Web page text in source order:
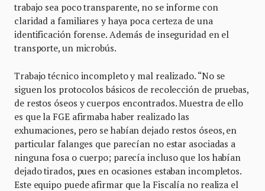
trabajo sea poco transparente, no se informe con
claridad a familiares y haya poca certeza de una
identificación forense. Además de inseguridad en el
transporte, un microbús.
Trabajo técnico incompleto y mal realizado. “No se
siguen los protocolos básicos de recolección de pruebas,
de restos óseos y cuerpos encontrados. Muestra de ello
es que la FGE afirmaba haber realizado las
exhumaciones, pero se habían dejado restos óseos, en
particular falanges que parecían no estar asociadas a
ninguna fosa o cuerpo; parecía incluso que los habían
dejado tirados, pues en ocasiones estaban incompletos.
Este equipo puede afirmar que la Fiscalía no realiza el